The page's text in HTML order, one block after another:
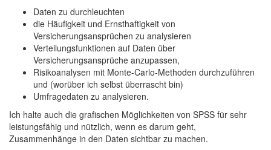
Daten zu durchleuchten
die Häufigkeit und Ernsthaftigkeit von
Versicherungsansprüchen zu analysieren
Verteilungsfunktionen auf Daten über
Versicherungsansprüche anzupassen,
Risikoanalysen mit Monte-Carlo-Methoden durchzuführen
und (worüber ich selbst überrascht bin)
Umfragedaten zu analysieren.
Ich halte auch die grafischen Möglichkeiten von SPSS für sehr
leistungsfähig und nützlich, wenn es darum geht,
Zusammenhänge in den Daten sichtbar zu machen.